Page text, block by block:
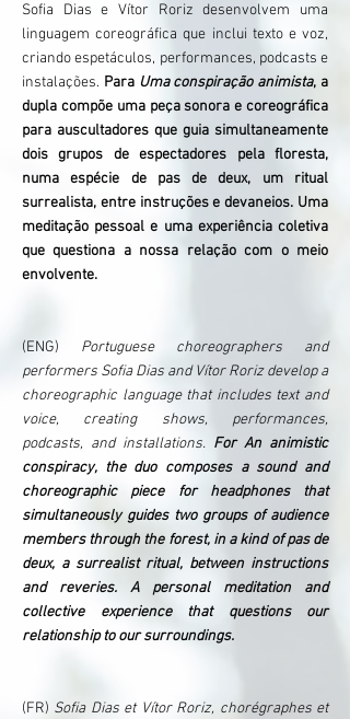
Sofia Dias e Vítor Roriz desenvolvem uma
linguagem coreográfica que inclui texto e voz,
criando espetáculos, performances, podcasts e
instalações. Para Uma conspiração animista, a
dupla compõe uma peça sonora e coreográfica
para auscultadores que guia simultaneamente
dois grupos de espectadores pela floresta,
numa espécie de pas de deux, um ritual
surrealista, entre instruções e devaneios. Uma
meditação pessoal e uma experiência coletiva
que questiona a nossa relação com o meio
envolvente.
(ENG) Portuguese choreographers and
performers Sofia Dias and Vítor Roriz develop a
choreographic language that includes text and
voice, creating shows, performances,
podcasts, and installations. For An animistic
conspiracy, the duo composes a sound and
choreographic piece for headphones that
simultaneously guides two groups of audience
members through the forest, in a kind of pas de
deux, a surrealist ritual, between instructions
and reveries. A personal meditation and
collective experience that questions our
relationship to our surroundings.
(FR) Sofia Dias et Vítor Roriz, chorégraphes et